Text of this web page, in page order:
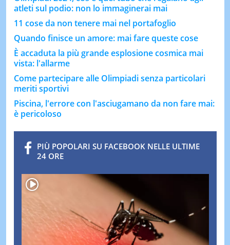
atleti sul podio: non lo immaginerai mai
11 cose da non tenere mai nel portafoglio
Quando finisce un amore: mai fare queste cose
È accaduta la più grande esplosione cosmica mai
vista: l'allarme
Come partecipare alle Olimpiadi senza particolari
meriti sportivi
Piscina, l'errore con l'asciugamano da non fare mai:
è pericoloso
PIÙ POPOLARI SU FACEBOOK NELLE ULTIME
24 ORE